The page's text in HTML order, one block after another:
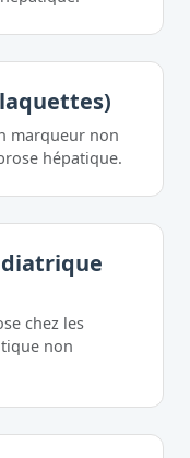
marqueur non
hépatique.
chez les
non